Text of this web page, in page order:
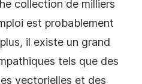
collection de milliers
est probablement
il existe un grand
tels que des
vectorielles et des